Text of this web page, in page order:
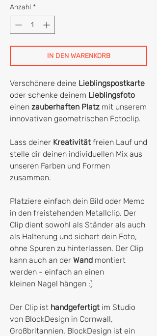
Anzahl *
IN DEN WARENKORB
Verschönere deine Lieblingspostkarte
oder schenke deinem Lieblingsfoto
einen zauberhaften Platz mit unserem
innovativen geometrischen Fotoclip.
Lass deiner Kreativität freien Lauf und
stelle dir deinen individuellen Mix aus
unseren Farben und Formen
zusammen.
Platziere einfach dein Bild oder Memo
in den freistehenden Metallclip. Der
Clip dient sowohl als Ständer als auch
als Halterung und sichert dein Foto,
ohne Spuren zu hinterlassen. Der Clip
kann auch an der Wand montiert
werden - einfach an einen
kleinen Nagel hängen :)
Der Clip ist handgefertigt im Studio
von BlockDesign in Cornwall,
Großbritannien. BlockDesign ist ein